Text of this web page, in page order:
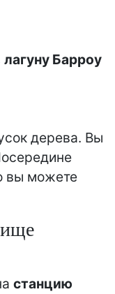
лагуну Барроу
дерева. Вы
вы можете
станцию ​​